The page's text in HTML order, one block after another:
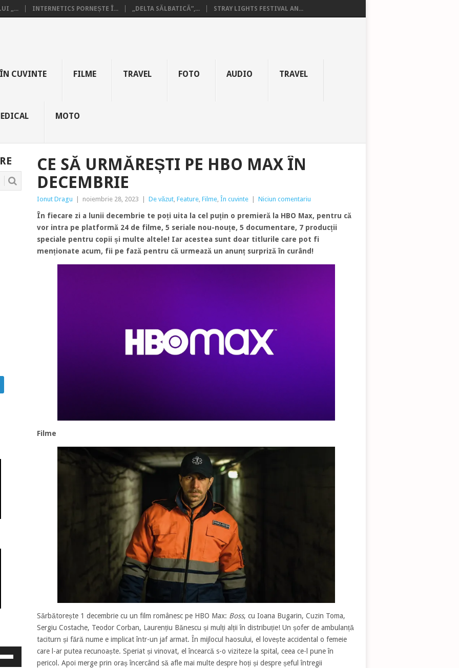
„... INTERNETICS PORNEȘTE Î... „DELTA SĂLBATICĂ”,... STRAY LIGHTS FESTIVAL AN...
ÎN CUVINTE FILME TRAVEL FOTO AUDIO TRAVEL
MOTO
CE SĂ URMĂREȘTI PE HBO MAX ÎN
DECEMBRIE
Ionut Dragu noiembrie 28, 2023 De văzut, Feature, Filme, În cuvinte Niciun comentariu
În fiecare zi a lunii decembrie te poți uita la cel puțin o premieră la HBO Max, pentru că
vor intra pe platformă 24 de filme, 5 seriale nou-nouțe, 5 documentare, 7 producții
speciale pentru copii și multe altele! Iar acestea sunt doar titlurile care pot fi
menționate acum, fii pe fază pentru că urmează un anunț surpriză în curând!
Filme
Sărbătorește 1 decembrie cu un film românesc pe HBO Max: Boss, cu Ioana Bugarin, Cuzin Toma,
Sergiu Costache, Teodor Corban, Laurențiu Bănescu și mulți alții în distribuție! Un șofer de ambulanță
taciturn și fără nume e implicat într-un jaf armat. În mijlocul haosului, el lovește accidental o femeie
care l-ar putea recunoaște. Speriat și vinovat, el încearcă s-o viziteze la spital, ceea ce-l pune în
pericol. Apoi merge prin oraș încercând să afle mai multe despre hoți și despre șeful întregii